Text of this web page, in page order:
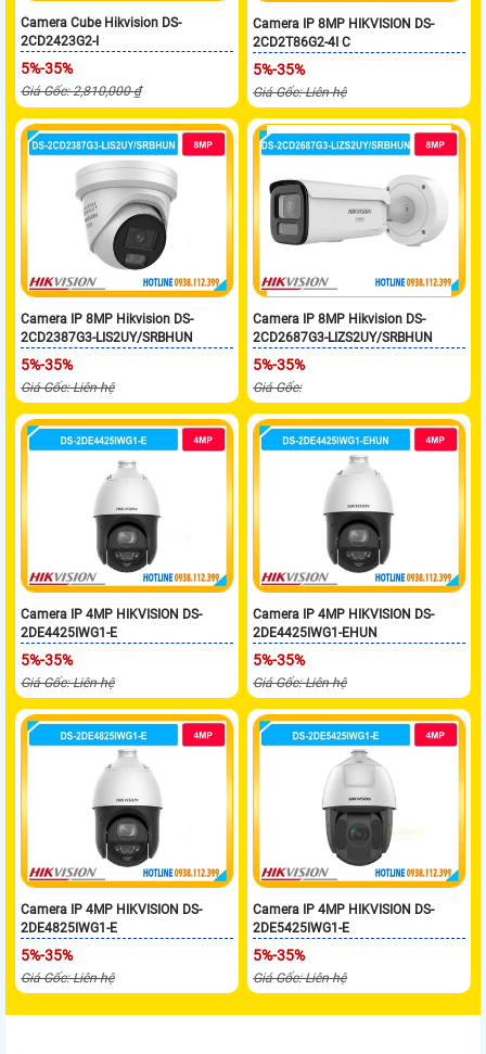
Camera Cube Hikvision DS-
2CD2423G2-I
5%-35%
Giá Gốc: 2,810,000 ₫
Camera IP 8MP HIKVISION DS-
2CD2T86G2-4I C
5%-35%
Giá Gốc: Liên hệ
Camera IP 8MP Hikvision DS-
2CD2387G3-LIS2UY/SRBHUN
5%-35%
Giá Gốc: Liên hệ
Camera IP 8MP Hikvision DS-
2CD2687G3-LIZS2UY/SRBHUN
5%-35%
Giá Gốc:
Camera IP 4MP HIKVISION DS-
2DE4425IWG1-E
5%-35%
Giá Gốc: Liên hệ
Camera IP 4MP HIKVISION DS-
2DE4425IWG1-EHUN
5%-35%
Giá Gốc: Liên hệ
Camera IP 4MP HIKVISION DS-
2DE4825IWG1-E
5%-35%
Giá Gốc: Liên hệ
Camera IP 4MP HIKVISION DS-
2DE5425IWG1-E
5%-35%
Giá Gốc: Liên hệ